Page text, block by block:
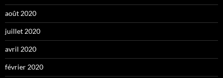
août 2020
juillet 2020
avril 2020
février 2020